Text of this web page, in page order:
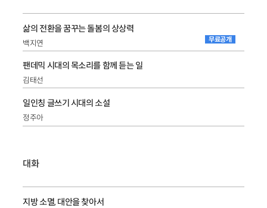
삶의 전환을 꿈꾸는 돌봄의 상상력
백지연 무료공개
팬데믹 시대의 목소리를 함께 듣는 일
김태선
일인칭 글쓰기 시대의 소설
정주아
대화
지방 소멸, 대안을 찾아서